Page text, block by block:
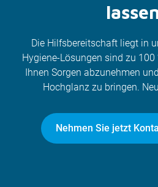
Die Hilfsbereitschaft liegt in
Hygiene-Lösungen sind zu
Ihnen Sorgen abzunehmen
Hochglanz zu bringen.
Nehmen Sie jetzt